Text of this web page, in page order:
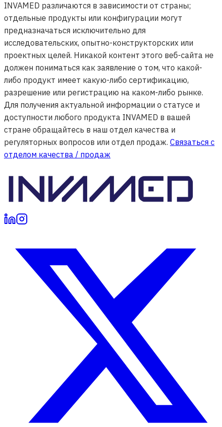
INVAMED различаются в зависимости от страны;
отдельные продукты или конфигурации могут
предназначаться исключительно для
исследовательских, опытно-конструкторских или
проектных целей. Никакой контент этого веб-сайта не
должен пониматься как заявление о том, что какой-
либо продукт имеет какую-либо сертификацию,
разрешение или регистрацию на каком-либо рынке.
Для получения актуальной информации о статусе и
доступности любого продукта INVAMED в вашей
стране обращайтесь в наш отдел качества и
регуляторных вопросов или отдел продаж. Связаться с
отделом качества / продаж